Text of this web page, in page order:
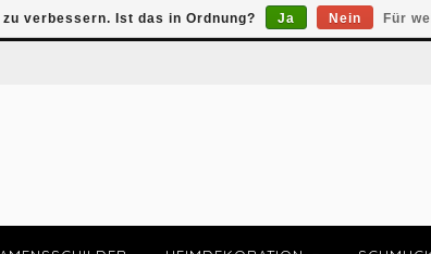
verbessern. Ist das in Ordnung? Ja Nein Für